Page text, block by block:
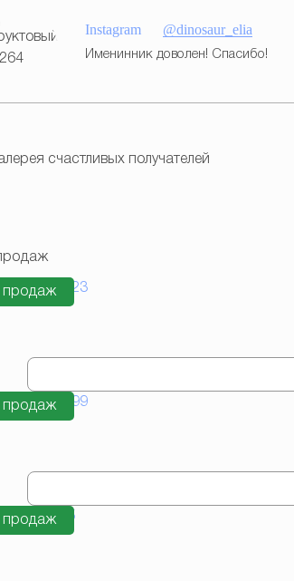
Instagram @dinosaur_elia
Именинник доволен! Спасибо!
счастливых получателей
продаж
продаж
продаж